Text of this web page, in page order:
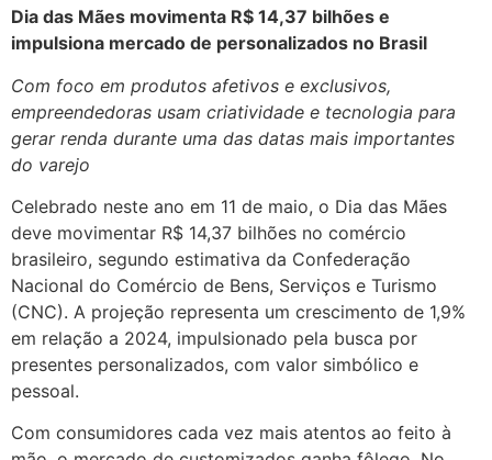
Dia das Mães movimenta R$ 14,37 bilhões e
impulsiona mercado de personalizados no Brasil
Com foco em produtos afetivos e exclusivos,
empreendedoras usam criatividade e tecnologia para
gerar renda durante uma das datas mais importantes
do varejo
Celebrado neste ano em 11 de maio, o Dia das Mães
deve movimentar R$ 14,37 bilhões no comércio
brasileiro, segundo estimativa da Confederação
Nacional do Comércio de Bens, Serviços e Turismo
(CNC). A projeção representa um crescimento de 1,9%
em relação a 2024, impulsionado pela busca por
presentes personalizados, com valor simbólico e
pessoal.
Com consumidores cada vez mais atentos ao feito à